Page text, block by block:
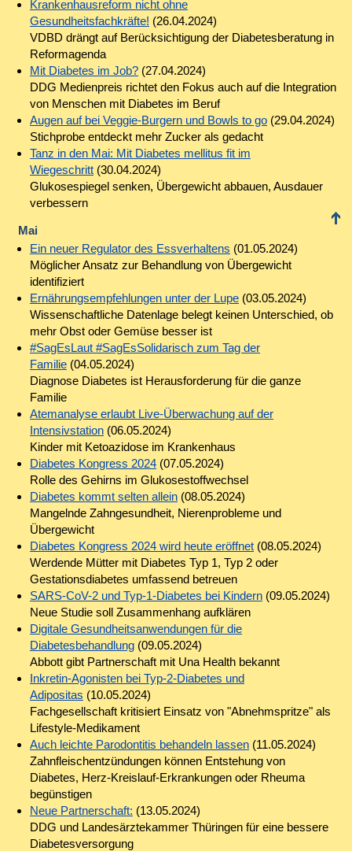
Krankenhausreform nicht ohne
Gesundheitsfachkräfte! (26.04.2024)
VDBD drängt auf Berücksichtigung der Diabetesberatung in
Reformagenda
Mit Diabetes im Job?(27.04.2024)
DDG Medienpreis richtet den Fokus auch auf die Integration
von Menschen mit Diabetes im Beruf
Augen auf bei Veggie-Burgern und Bowls to go(29.04.2024)
Stichprobe entdeckt mehr Zucker als gedacht
Tanz in den Mai: Mit Diabetes mellitus fit im
Wiegeschritt(30.04.2024)
Glukosespiegel senken, Übergewicht abbauen, Ausdauer
verbessern
Mai
Ein neuer Regulator des Essverhaltens (01.05.2024)
Möglicher Ansatz zur Behandlung von Übergewicht
identifiziert
Ernährungsempfehlungen unter der Lupe(03.05.2024)
Wissenschaftliche Datenlage belegt keinen Unterschied, ob
mehr Obst oder Gemüse besser ist
#SagEsLaut #SagEsSolidarisch zum Tag der
Familie(04.05.2024)
Diagnose Diabetes ist Herausforderung für die ganze
Familie
Atemanalyse erlaubt Live-Überwachung auf der
Intensivstation(06.05.2024)
Kinder mit Ketoazidose im Krankenhaus
Diabetes Kongress 2024(07.05.2024)
Rolle des Gehirns im Glukosestoffwechsel
Diabetes kommt selten allein(08.05.2024)
Mangelnde Zahngesundheit, Nierenprobleme und
Übergewicht
Diabetes Kongress 2024 wird heute eröffnet(08.05.2024)
Werdende Mütter mit Diabetes Typ 1, Typ 2 oder
Gestationsdiabetes umfassend betreuen
SARS-CoV-2 und Typ-1-Diabetes bei Kindern(09.05.2024)
Neue Studie soll Zusammenhang aufklären
Digitale Gesundheitsanwendungen für die
Diabetesbehandlung(09.05.2024)
Abbott gibt Partnerschaft mit Una Health bekannt
Inkretin-Agonisten bei Typ-2-Diabetes und
Adipositas (10.05.2024)
Fachgesellschaft kritisiert Einsatz von "Abnehmspritze" als
Lifestyle-Medikament
Auch leichte Parodontitis behandeln lassen(11.05.2024)
Zahnfleischentzündungen können Entstehung von
Diabetes, Herz-Kreislauf-Erkrankungen oder Rheuma
begünstigen
Neue Partnerschaft: (13.05.2024)
DDG und Landesärztekammer Thüringen für eine bessere
Diabetesversorgung